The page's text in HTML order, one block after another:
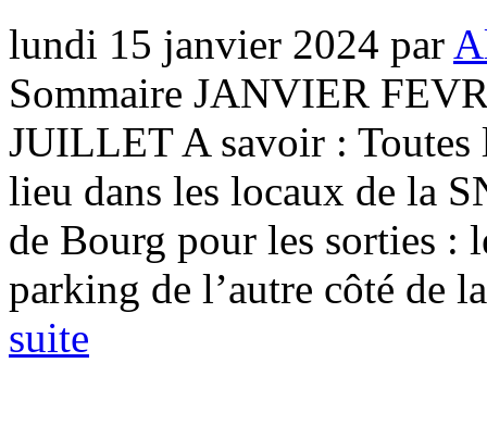
lundi 15 janvier 2024 par
Sommaire JANVIER
JUILLET A savoir : Toutes
lieu dans les locaux de la
de Bourg pour les sorties :
parking de l’autre côté de
suite